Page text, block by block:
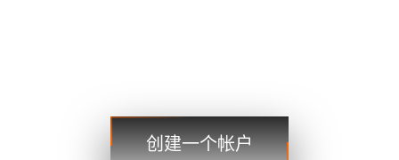
步骤 3贸易
创建一个帐户